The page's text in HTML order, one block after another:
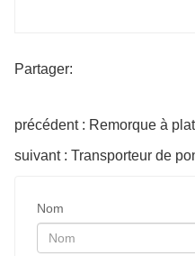
Partager:
suivant : Transporteur de
Nom